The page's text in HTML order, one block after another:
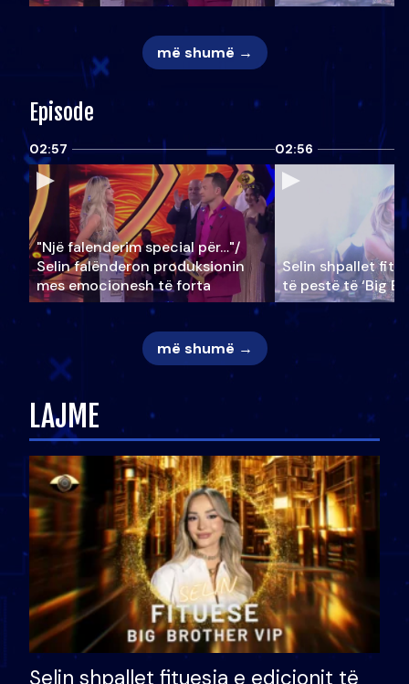
më shumë →
Episode
02:57
"Një falenderim special për…"/
Selin falënderon produksionin
mes emocionesh të forta
02:56
Selin shpallet
të pestë të ‘Big
më shumë →
LAJME
Selin shpallet fituesja e edicionit të